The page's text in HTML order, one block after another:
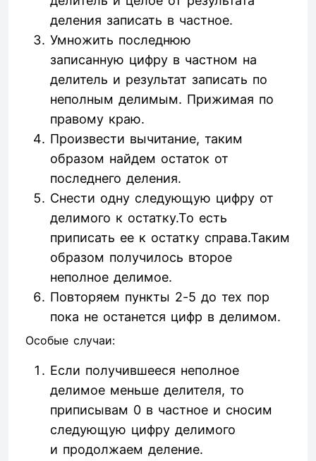
деления записать в частное.
Умножить последнюю
записанную цифру в частном на
делитель и результат записать по
неполным делимым. Прижимая по
правому краю.
Произвести вычитание, таким
образом найдем остаток от
последнего деления.
Снести одну следующую цифру от
делимого к остатку.То есть
приписать ее к остатку справа.Таким
образом получилось второе
неполное делимое.
Повторяем пункты 2-5 до тех пор
пока не останется цифр в делимом.
Особые случаи:
Если получившееся неполное
делимое меньше делителя, то
приписывам 0 в частное и сносим
следующую цифру делимого
и продолжаем деление.